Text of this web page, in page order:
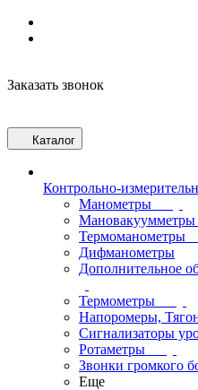
Заказать звонок
Каталог
Контрольно-
Манометры
Мановакуумметры
Термоманометры
Дифманометры
Дополнительное
Термометры
Напоромеры,
Сигнализаторы
Ротаметры
Звонки громкого
Еще